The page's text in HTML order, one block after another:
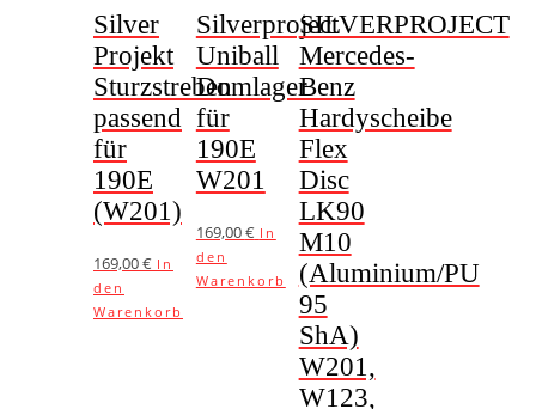
Silver
Projekt
Sturzstreben
passend
für
190E
(W201)
169,00€ In
den
Warenkorb
Silverproject
Uniball
Domlager
für
190E
W201
169,00€ In
den
Warenkorb
SILVERPROJECT
Mercedes-
Benz
Hardyscheibe
Flex
Disc
LK90
M10
(Aluminium/PU
95
ShA)
W201,
W123,